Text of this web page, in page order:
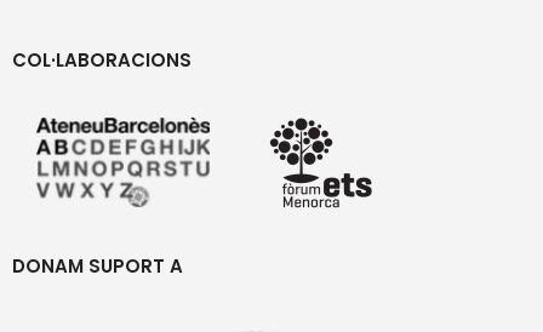
COL·LABORACIONS
DONAM SUPORT A